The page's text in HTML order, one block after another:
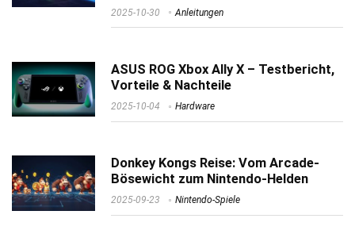
2025-10-30 Anleitungen
ASUS ROG Xbox Ally X – Testbericht,
Vorteile & Nachteile
2025-10-04 Hardware
Donkey Kongs Reise: Vom Arcade-
Bösewicht zum Nintendo-Helden
2025-09-23 Nintendo-Spiele